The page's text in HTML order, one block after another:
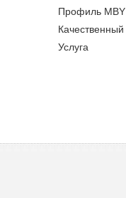
Профиль MBY
Качественный
Услуга